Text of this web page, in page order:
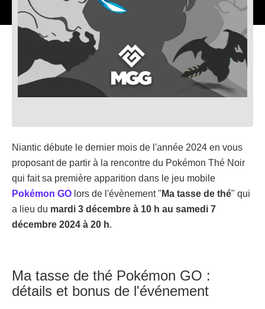
Niantic débute le dernier mois de l'année 2024 en vous
proposant de partir à la rencontre du Pokémon Thé Noir
qui fait sa première apparition dans le jeu mobile
Pokémon GO lors de l'évènement " Ma tasse de thé" qui
a lieu du mardi 3 décembre à 10 h au samedi 7
décembre 2024 à 20 h.
Ma tasse de thé Pokémon GO :
détails et bonus de l'événement